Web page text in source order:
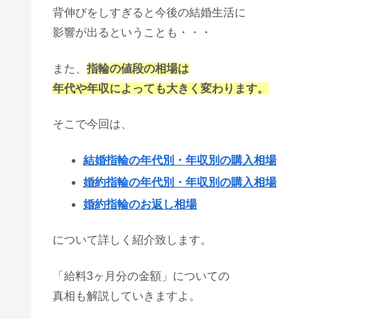
背伸びをしすぎると今後の結婚生活に
影響が出るということも・・・
また、 指輪の値段の相場は
年代や年収によっても大きく変わります。
そこで今回は、
結婚指輪の年代別・年収別の購入相場
婚約指輪の年代別・年収別の購入相場
婚約指輪のお返し相場
について詳しく紹介致します。
「給料3ヶ月分の金額」についての
真相も解説していきますよ。